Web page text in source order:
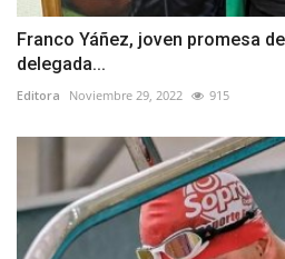
Franco Yáñez, joven promesa
delegada...
Editora Noviembre 29, 2022 915